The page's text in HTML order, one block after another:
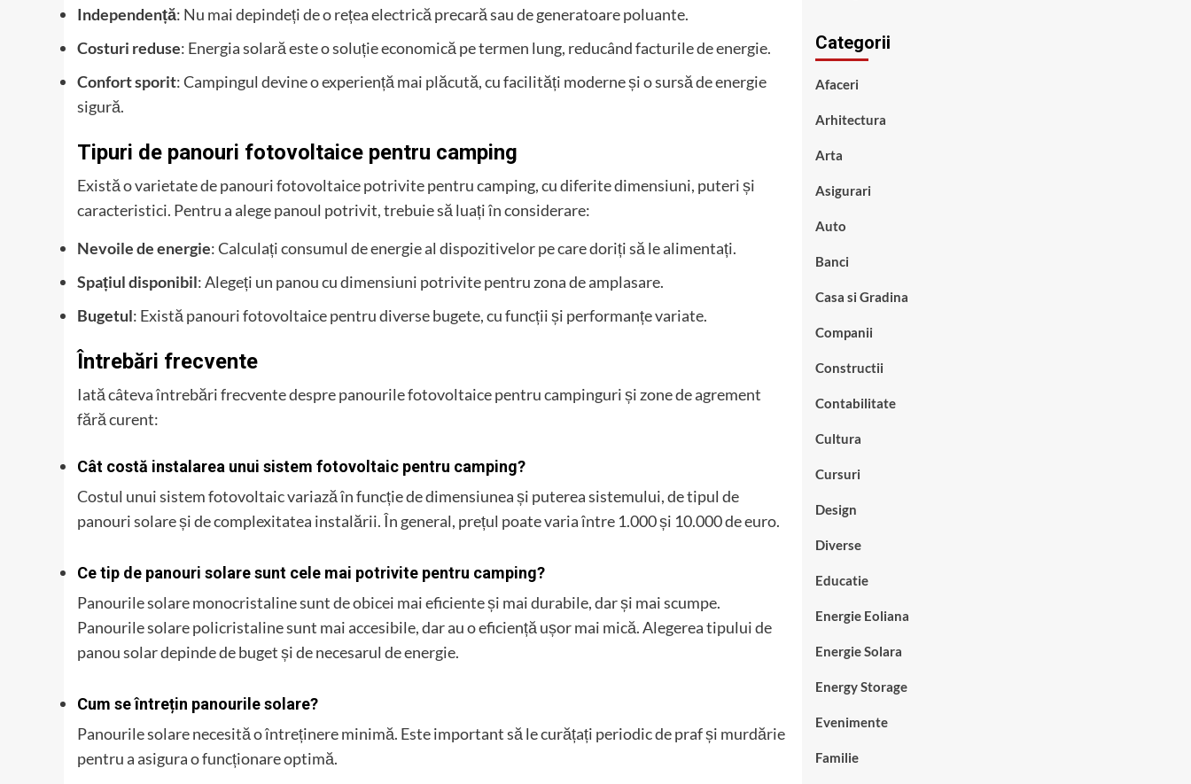
Independență: Nu mai depindeți de o rețea electrică precară sau de generatoare poluante.
Costuri reduse: Energia solară este o soluție economică pe termen lung, reducând facturile de energie.
Confort sporit: Campingul devine o experiență mai plăcută, cu facilități moderne și o sursă de energie
sigură.
Tipuri de panouri fotovoltaice pentru camping
Există o varietate de panouri fotovoltaice potrivite pentru camping, cu diferite dimensiuni, puteri și
caracteristici. Pentru a alege panoul potrivit, trebuie să luați în considerare:
Nevoile de energie: Calculați consumul de energie al dispozitivelor pe care doriți să le alimentați.
Spațiul disponibil: Alegeți un panou cu dimensiuni potrivite pentru zona de amplasare.
Bugetul: Există panouri fotovoltaice pentru diverse bugete, cu funcții și performanțe variate.
Întrebări frecvente
Iată câteva întrebări frecvente despre panourile fotovoltaice pentru campinguri și zone de agrement
fără curent:
Cât costă instalarea unui sistem fotovoltaic pentru camping?
Costul unui sistem fotovoltaic variază în funcție de dimensiunea și puterea sistemului, de tipul de
panouri solare și de complexitatea instalării. În general, prețul poate varia între 1.000 și 10.000 de euro.
Ce tip de panouri solare sunt cele mai potrivite pentru camping?
Panourile solare monocristaline sunt de obicei mai eficiente și mai durabile, dar și mai scumpe.
Panourile solare policristaline sunt mai accesibile, dar au o eficiență ușor mai mică. Alegerea tipului de
panou solar depinde de buget și de necesarul de energie.
Cum se întrețin panourile solare?
Panourile solare necesită o întreținere minimă. Este important să le curățați periodic de praf și murdărie
pentru a asigura o funcționare optimă.
Categorii
Afaceri
Arhitectura
Arta
Asigurari
Auto
Banci
Casa si Gradina
Companii
Constructii
Contabilitate
Cultura
Cursuri
Design
Diverse
Educatie
Energie Eoliana
Energie Solara
Energy Storage
Evenimente
Familie